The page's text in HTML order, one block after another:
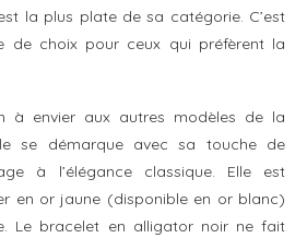
la plus plate de sa catégorie. C’est
de choix pour ceux qui préfèrent la
à envier aux autres modèles de la
se démarque avec sa touche de
à l’élégance classique. Elle est
en or jaune (disponible en or blanc)
Le bracelet en alligator noir ne fait